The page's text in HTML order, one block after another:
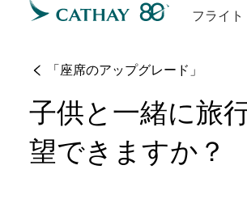
フライト
「座席のアップグレード」
子供と一緒に旅
望できますか？